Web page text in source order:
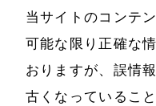
当サイトのコンテ
可能な限り正確な
おりますが、誤情
古くなっているこ